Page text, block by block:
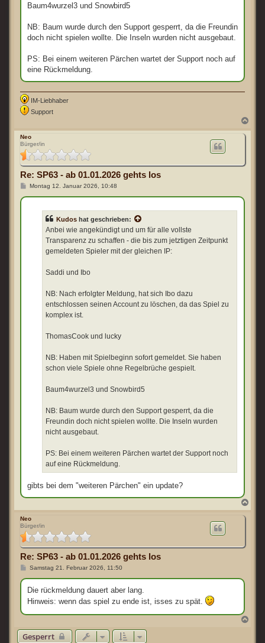
Baum4wurzel3 und Snowbird5
NB: Baum wurde durch den Support gesperrt, da die Freundin
doch nicht spielen wollte. Die Inseln wurden nicht ausgebaut.
PS: Bei einem weiteren Pärchen wartet der Support noch auf
eine Rückmeldung.
IM-Liebhaber
Support
Neo
Bürger/in
Re: SP63 - ab 01.01.2026 gehts los
B
i
Montag 12. Januar 2026, 10:48
Kudos hat geschrieben:
Anbei wie angekündigt und um für alle vollste
Transparenz zu schaffen - die bis zum jetztigen Zeitpunkt
gemeldeten Spieler mit der gleichen IP:
Saddi und Ibo
NB: Nach erfolgter Meldung, hat sich Ibo dazu
entschlossen seinen Account zu löschen, da das Spiel zu
komplex ist.
ThomasCook und lucky
NB: Haben mit Spielbeginn sofort gemeldet. Sie haben
schon viele Spiele ohne Regelbrüche gespielt.
Baum4wurzel3 und Snowbird5
NB: Baum wurde durch den Support gesperrt, da die
Freundin doch nicht spielen wollte. Die Inseln wurden
nicht ausgebaut.
PS: Bei einem weiteren Pärchen wartet der Support noch
auf eine Rückmeldung.
gibts bei dem "weiteren Pärchen" ein update?
a
Neo
Bürger/in
Re: SP63 - ab 01.01.2026 gehts los
B
i
t
a
Samstag 21. Februar 2026, 11:50
Die rückmeldung dauert aber lang.
Hinweis: wenn das spiel zu ende ist, isses zu spät.
Gesperrt